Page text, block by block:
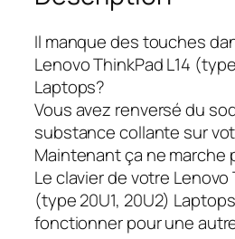
Il manque des touches
Lenovo ThinkPad L14
Laptops?
Vous avez renversé du
substance collante sur
Maintenant ça ne marche
Le clavier de votre Lenovo
(type 20U1, 20U2)
fonctionner pour une